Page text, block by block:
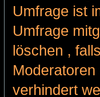
Umfrage ist
Umfrage
löschen ,
verhindert